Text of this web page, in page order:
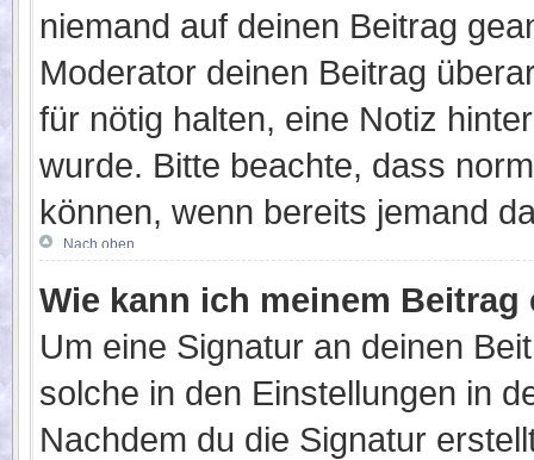
niemand auf deinen Beitrag
Moderator deinen Beitrag
für nötig halten, eine Notiz
wurde. Bitte beachte, dass
können, wenn bereits jemand
Nach oben
Wie kann ich meinem
Um eine Signatur an deinen
solche in den Einstellungen in
Nachdem du die Signatur